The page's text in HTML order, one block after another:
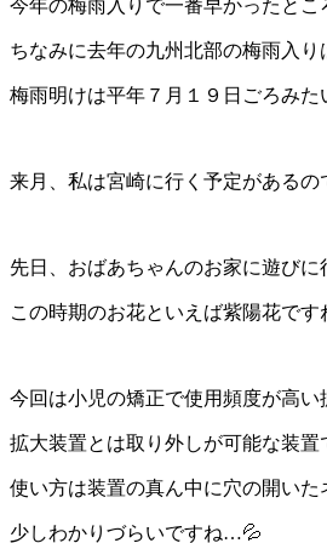
今年の梅雨入りで一番早かったと
ちなみに去年の九州北部の梅雨入
梅雨明けは平年７月１９日ごろみ
来月、私は宮崎に行く予定がある
先日、おばあちゃんのお家に遊び
この時期のお花といえば紫陽花です
今回は小児の矯正で使用頻度が高い
拡大装置とは取り外しが可能な装
使い方は装置の真ん中に穴の開い
少しわかりづらいですね…💦